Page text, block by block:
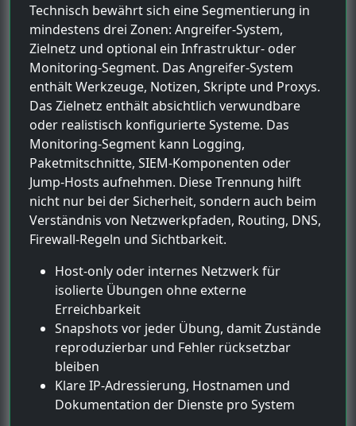
Technisch bewährt sich eine Segmentierung in
mindestens drei Zonen: Angreifer-System,
Zielnetz und optional ein Infrastruktur- oder
Monitoring-Segment. Das Angreifer-System
enthält Werkzeuge, Notizen, Skripte und Proxys.
Das Zielnetz enthält absichtlich verwundbare
oder realistisch konfigurierte Systeme. Das
Monitoring-Segment kann Logging,
Paketmitschnitte, SIEM-Komponenten oder
Jump-Hosts aufnehmen. Diese Trennung hilft
nicht nur bei der Sicherheit, sondern auch beim
Verständnis von Netzwerkpfaden, Routing, DNS,
Firewall-Regeln und Sichtbarkeit.
Host-only oder internes Netzwerk für
isolierte Übungen ohne externe
Erreichbarkeit
Snapshots vor jeder Übung, damit Zustände
reproduzierbar und Fehler rücksetzbar
bleiben
Klare IP-Adressierung, Hostnamen und
Dokumentation der Dienste pro System